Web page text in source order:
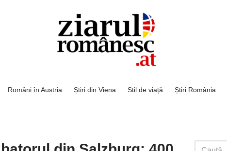
Români în Austria Știri din Viena Stil de viață Știri România